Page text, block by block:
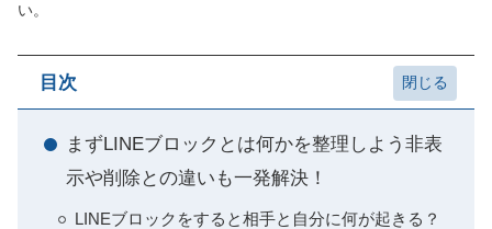
い。
目次
まずLINEブロックとは何かを整理しよう非表
示や削除との違いも一発解決！
LINEブロックをすると相手と自分に何が起きる？